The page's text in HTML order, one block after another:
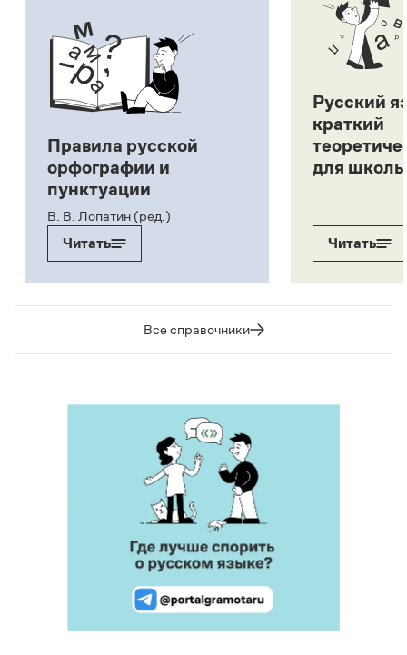
Правила русской
орфографии и
пунктуации
В. В. Лопатин (ред.)
Читать
Русский
краткий
для
Читать
Все справочники